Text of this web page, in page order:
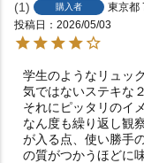
1 購入者 東京都
投稿日
2026/05/03
学生のようなリュッ
気ではないステキな
それにピッタリのイ
なん度も繰り返し観
が入る点、使い勝手
の質がつかうほどに